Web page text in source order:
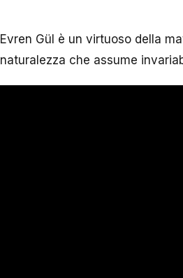
Evren Gül è un virtuoso della
naturalezza che assume